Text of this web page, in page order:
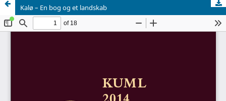
Kalø – En bog og et landskab